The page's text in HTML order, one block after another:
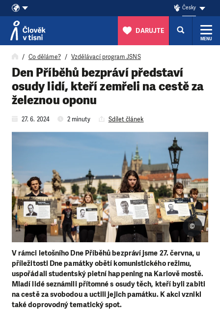
Přeskočit na obsah
Česky
DARUJTE
MENU
Co děláme? Vzdělávací program JSNS
Den Příběhů bezpráví představí
osudy lidí, kteří zemřeli na cestě za
železnou oponu
27. 6. 2024 2 minuty Sdílet článek
V rámci letošního Dne Příběhů bezpráví jsme 27. června, u
příležitosti Dne památky obětí komunistického režimu,
uspořádali studentský pietní happening na Karlově mostě.
Mladí lidé seznámili přítomné s osudy těch, kteří byli zabiti
na cestě za svobodou a uctili jejich památku. K akci vznikl
také doprovodný tematický spot.
©